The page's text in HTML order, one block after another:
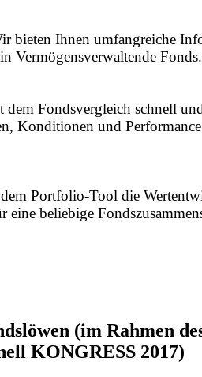
bieten Ihnen umfangreiche
Vermögensverwaltende Fonds.
dem Fondsvergleich schnell
Konditionen und
Portfolio-Tool die
eine beliebige
(im Rahmen
KONGRESS 2017)